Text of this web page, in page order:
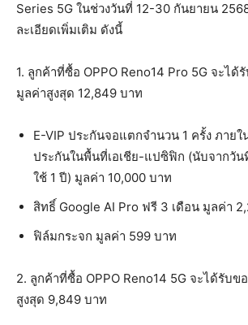
Series 5G ในช่วงวันที่ 12-30 กันยายน
ละเอียดเพิ่มเติม ดังนี้
1. ลูกค้าที่ซื้อ OPPO Reno14 Pro 5G จะไ
มูลค่าสูงสุด 12,849 บาท
E-VIP ประกันจอแตกจำนวน 1 ครั้ง ภายใ
ประกันในพื้นที่เอเชีย-แปซิฟิก (นับจากวัน
ใช้ 1 ปี) มูลค่า 10,000 บาท
สิทธิ์ Google AI Pro ฟรี 3 เดือน มูลค่า
ฟิล์มกระจก มูลค่า 599 บาท
2. ลูกค้าที่ซื้อ OPPO Reno14 5G จะได้รับ
สูงสุด 9,849 บาท